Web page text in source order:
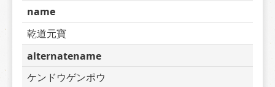
name
乾道元寶
alternatename
ケンドウゲンポウ